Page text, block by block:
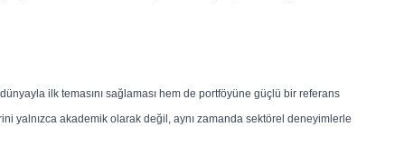
ilk temasını sağlaması hem de portföyüne güçlü bir referans
yalnızca akademik olarak değil, aynı zamanda sektörel deneyimlerle